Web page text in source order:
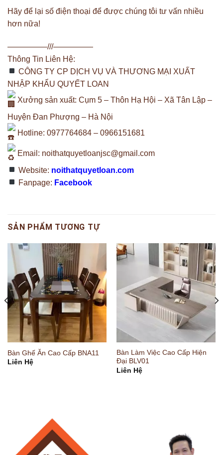
Hãy để lại số điện thoại để được chúng tôi tư vấn nhiều
hơn nữa!
—————///—————
Thông Tin Liên Hệ:
CÔNG TY CP DỊCH VỤ VÀ THƯƠNG MẠI XUẤT
NHẬP KHẨU QUYẾT LOAN
Xưởng sản xuất: Cụm 5 – Thôn Hạ Hội – Xã Tân Lập –
Huyện Đan Phượng – Hà Nội
Hotline: 0977764684 – 0966151681
Email: noithatquyetloanjsc@gmail.com
Website: noithatquyetloan.com
Fanpage: Facebook
SẢN PHẨM TƯƠNG TỰ
Bàn Ghế Ăn Cao Cấp BNA11
Liên Hệ
Bàn Làm Việc Cao Cấp Hiện
Đại BLV01
Liên Hệ